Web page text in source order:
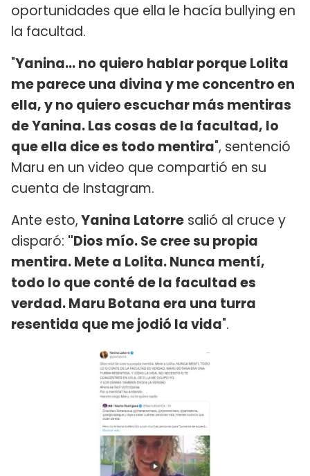
oportunidades que ella le hacía bullying en
la facultad.
"Yanina... no quiero hablar porque Lolita
me parece una divina y me concentro en
ella, y no quiero escuchar más mentiras
de Yanina. Las cosas de la facultad, lo
que ella dice es todo mentira", sentenció
Maru en un video que compartió en su
cuenta de Instagram.
Ante esto,Yanina Latorre salió al cruce y
disparó: "Dios mío. Se cree su propia
mentira. Mete a Lolita. Nunca mentí,
todo lo que conté de la facultad es
verdad. Maru Botana era una turra
resentida que me jodió la vida".